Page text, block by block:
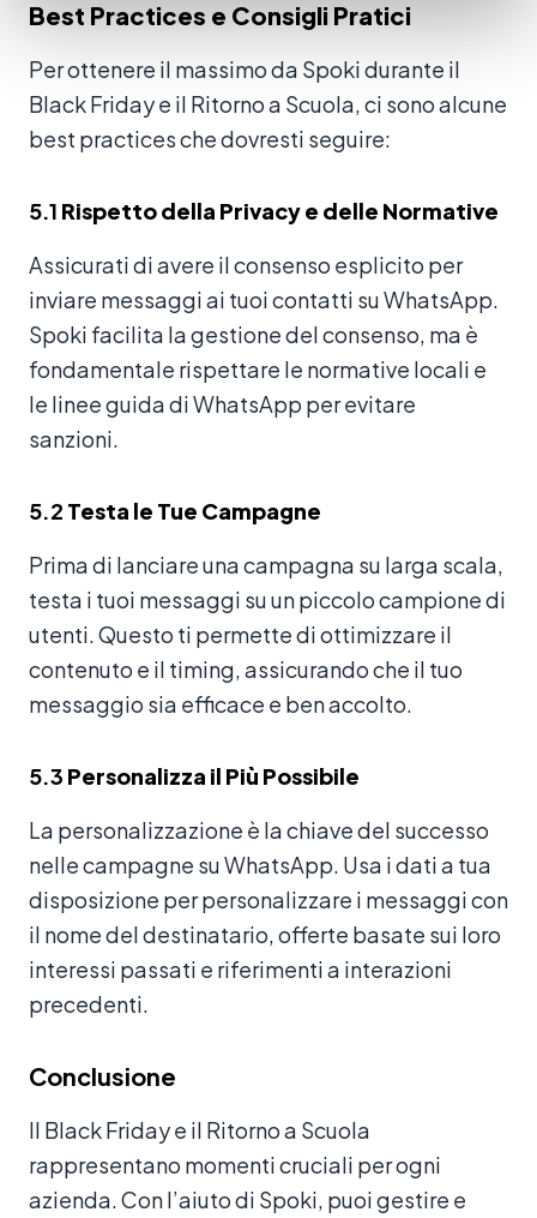
Best Practices e Consigli Pratici
Per ottenere il massimo da Spoki durante il
Black Friday e il Ritorno a Scuola, ci sono alcune
best practices che dovresti seguire:
5.1 Rispetto della Privacy e delle Normative
Assicurati di avere il consenso esplicito per
inviare messaggi ai tuoi contatti su WhatsApp.
Spoki facilita la gestione del consenso, ma è
fondamentale rispettare le normative locali e
le linee guida di WhatsApp per evitare
sanzioni.
5.2 Testa le Tue Campagne
Prima di lanciare una campagna su larga scala,
testa i tuoi messaggi su un piccolo campione di
utenti. Questo ti permette di ottimizzare il
contenuto e il timing, assicurando che il tuo
messaggio sia efficace e ben accolto.
5.3 Personalizza il Più Possibile
La personalizzazione è la chiave del successo
nelle campagne su WhatsApp. Usa i dati a tua
disposizione per personalizzare i messaggi con
il nome del destinatario, offerte basate sui loro
interessi passati e riferimenti a interazioni
precedenti.
Conclusione
Il Black Friday e il Ritorno a Scuola
rappresentano momenti cruciali per ogni
azienda. Con l’aiuto di Spoki, puoi gestire e